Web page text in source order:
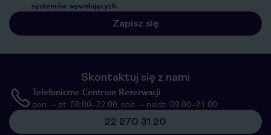
systemów wywołujących.
Zapisz się
Skontaktuj się z nami
Telefoniczne Centrum Rezerwacji
pon. – pt. 08:00–22:00, sob. – niedz. 09:00–21:00
22 270 31 20